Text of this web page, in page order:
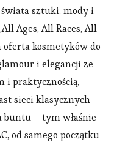
sztuki, mody i
Ages, All Races, All
oferta kosmetyków do
i elegancji ze
i praktycznością,
sieci klasycznych
buntu – tym właśnie
od samego początku